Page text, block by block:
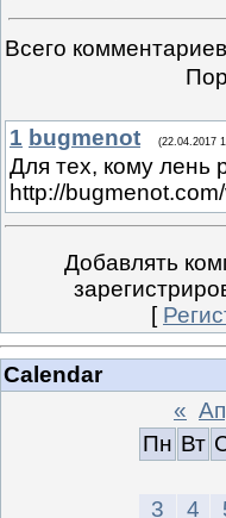
Всего комментариев
1 bugmenot (22.04.2017
Для тех, кому лень
http://
Добавлять
[
Calendar
«
Пн Вт
3
4